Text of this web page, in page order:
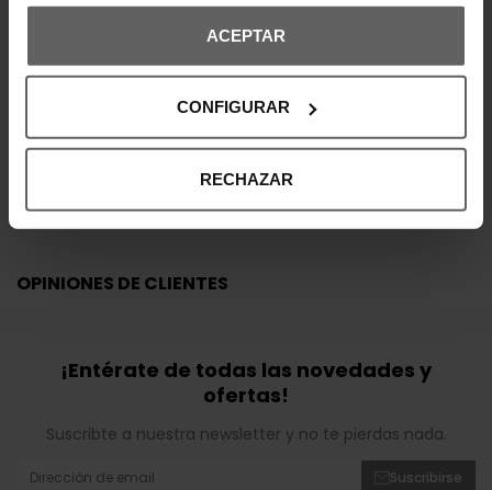
ACEPTAR
CONFIGURAR
RECHAZAR
DETALLES DEL PRODUCTO
DEVOLUCIONES Y CAMBIOS
INFORMACIÓN ENVÍOS
OPINIONES DE CLIENTES
¡Entérate de todas las novedades y
ofertas!
Suscribte a nuestra newsletter y no te pierdas nada.
Suscribirse